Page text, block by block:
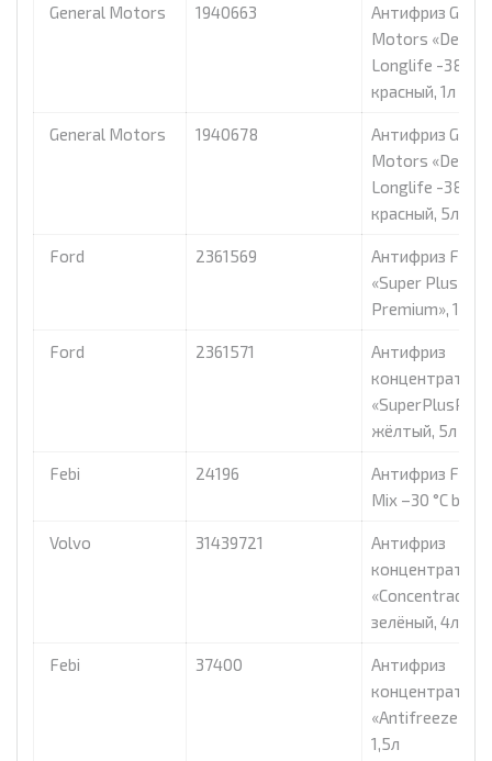
General Motors 1940663
Антифриз
Motors «Dex-
Longlife -38c»
красный, 1л
General Motors 1940678
Антифриз
Motors «Dex-
Longlife -38c»
красный, 5л
Ford 2361569
Антифриз Ford
«Super Plus
Premium», 1л.
Ford 2361571
Антифриз
концентрат
жёлтый, 5л
Febi 24196
Антифриз Febi
Mix –30 °C blue,
Volvo 31439721
Антифриз
концентрат
«Concentrad
зелёный, 4л
Febi 37400
Антифриз
концентрат
«Antifreeze
1,5л